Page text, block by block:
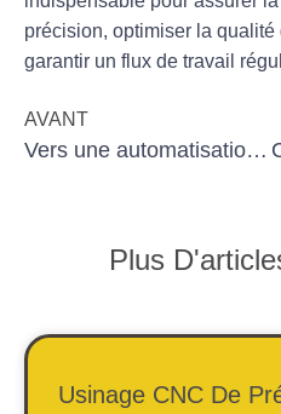
précision, optimiser la qualité
garantir un flux de travail
AVANT
Vers une automatisation éthique : réflexions pour les TPE industrielles
Plus
Usinage CNC De